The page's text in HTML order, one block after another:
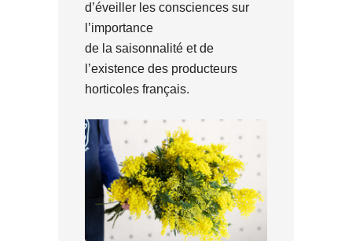
d’éveiller les consciences sur
l’importance
de la saisonnalité et de
l’existence des producteurs
horticoles français.